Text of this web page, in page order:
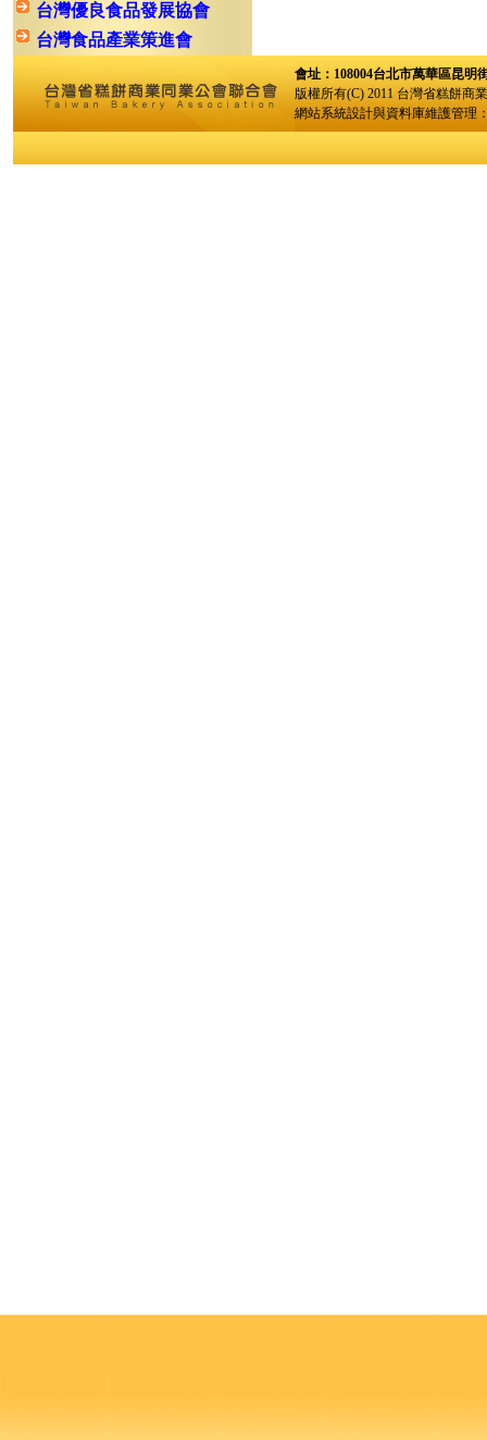
台灣優良食品發展協會
台灣食品產業策進會
會址：108004台北市萬華區昆明
版權所有(C) 2011 台灣省糕餅商
網站系統設計與資料庫維護管理